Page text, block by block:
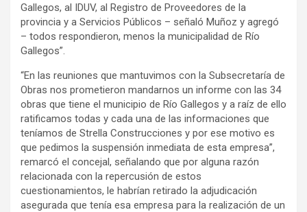
Gallegos, al IDUV, al Registro de Proveedores de la
provincia y a Servicios Públicos – señaló Muñoz y agregó
– todos respondieron, menos la municipalidad de Río
Gallegos”.
“En las reuniones que mantuvimos con la Subsecretaría de
Obras nos prometieron mandarnos un informe con las 34
obras que tiene el municipio de Río Gallegos y a raíz de ello
ratificamos todas y cada una de las informaciones que
teníamos de Strella Construcciones y por ese motivo es
que pedimos la suspensión inmediata de esta empresa”,
remarcó el concejal, señalando que por alguna razón
relacionada con la repercusión de estos
cuestionamientos, le habrían retirado la adjudicación
asegurada que tenía esa empresa para la realización de un